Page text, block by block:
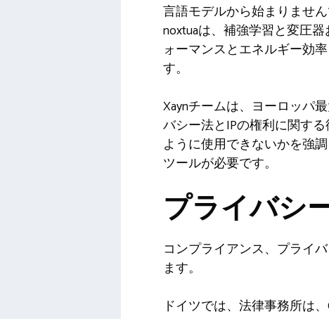
言語モデルから始まりませ
noxtuaは、補強学習と変圧
ォーマンスとエネルギー効
す。
Xaynチームは、ヨーロッパ
バシー法とIPの権利に関す
ように使用できないかを強
ツールが必要です。
プライバシ
コンプライアンス、プライ
ます。
ドイツでは、法律事務所は